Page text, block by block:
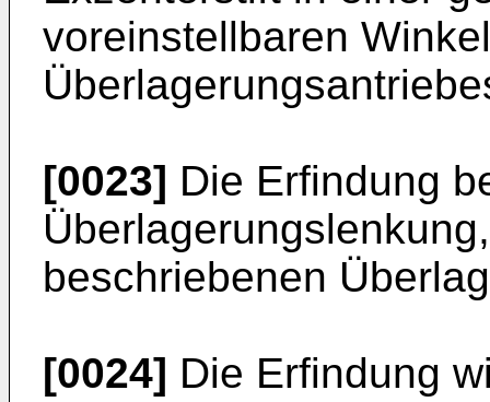
voreinstellbaren
[0023] Die Erfindung
beschriebenen
[0024] Die Erfindung